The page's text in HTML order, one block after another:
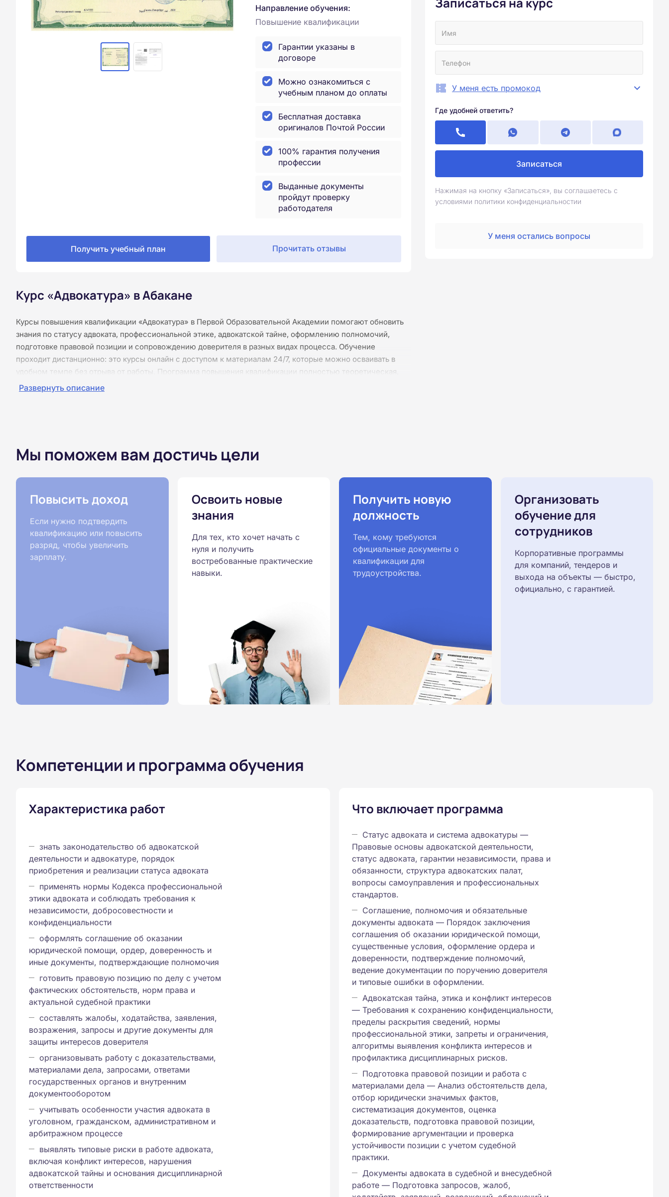
Направление обучения:
Повышение квалификации
Гарантии указаны в
договоре
Можно ознакомиться с
учебным планом до оплаты
Бесплатная доставка
оригиналов Почтой России
100% гарантия получения
профессии
Выданные документы
пройдут проверку
работодателя
Получить учебный план Прочитать отзывы
Курс «Адвокатура» в Абакане
Курсы повышения квалификации «Адвокатура» в Первой Образовательной Академии помогают обновить
знания по статусу адвоката, профессиональной этике, адвокатской тайне, оформлению полномочий,
подготовке правовой позиции и сопровождению доверителя в разных видах процесса. Обучение
проходит дистанционно: это курсы онлайн с доступом к материалам 24/7, которые можно осваивать в
удобном темпе без отрыва от работы. Программа повышения квалификации полностью теоретическая,
без практики и без видеоконференций. Если вам нужны курсы с удостоверением, программа закрывает
Развернуть описание
У меня есть промокод
Где удобней ответить?
Записаться
Нажимая на кнопку «Записаться», вы соглашаетесь с
условиями политики конфиденциальностии
У меня остались вопросы
Мы поможем вам достичь цели
Повысить доход
Если нужно подтвердить
квалификацию или повысить
разряд, чтобы увеличить
зарплату.
Освоить новые
знания
Для тех, кто хочет начать с
нуля и получить
востребованные практические
навыки.
Получить новую
должность
Тем, кому требуются
официальные документы о
квалификации для
трудоустройства.
Организовать
обучение для
сотрудников
Корпоративные программы
для компаний, тендеров и
выхода на объекты — быстро,
официально, с гарантией.
Компетенции и программа обучения
Характеристика работ
знать законодательство об адвокатской
деятельности и адвокатуре, порядок
приобретения и реализации статуса адвоката
применять нормы Кодекса профессиональной
этики адвоката и соблюдать требования к
независимости, добросовестности и
конфиденциальности
оформлять соглашение об оказании
юридической помощи, ордер, доверенность и
иные документы, подтверждающие полномочия
готовить правовую позицию по делу с учетом
фактических обстоятельств, норм права и
актуальной судебной практики
составлять жалобы, ходатайства, заявления,
возражения, запросы и другие документы для
защиты интересов доверителя
организовывать работу с доказательствами,
материалами дела, запросами, ответами
государственных органов и внутренним
документооборотом
учитывать особенности участия адвоката в
уголовном, гражданском, административном и
арбитражном процессе
выявлять типовые риски в работе адвоката,
включая конфликт интересов, нарушения
адвокатской тайны и основания дисциплинарной
ответственности
Что включает программа
Статус адвоката и система адвокатуры —
Правовые основы адвокатской деятельности,
статус адвоката, гарантии независимости, права и
обязанности, структура адвокатских палат,
вопросы самоуправления и профессиональных
стандартов.
Соглашение, полномочия и обязательные
документы адвоката — Порядок заключения
соглашения об оказании юридической помощи,
существенные условия, оформление ордера и
доверенности, подтверждение полномочий,
ведение документации по поручению доверителя
и типовые ошибки в оформлении.
Адвокатская тайна, этика и конфликт интересов
— Требования к сохранению конфиденциальности,
пределы раскрытия сведений, нормы
профессиональной этики, запреты и ограничения,
алгоритмы выявления конфликта интересов и
профилактика дисциплинарных рисков.
Подготовка правовой позиции и работа с
материалами дела — Анализ обстоятельств дела,
отбор юридически значимых фактов,
систематизация документов, оценка
доказательств, подготовка правовой позиции,
формирование аргументации и проверка
устойчивости позиции с учетом судебной
практики.
Документы адвоката в судебной и внесудебной
работе — Подготовка запросов, жалоб,